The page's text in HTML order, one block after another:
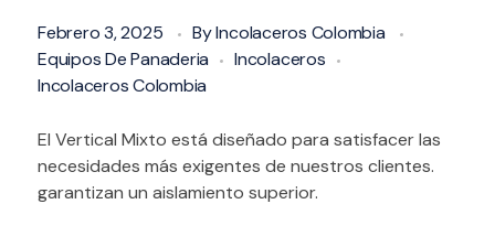
Febrero 3, 2025 ByIncolaceros Colombia
Equipos De Panaderia
Incolaceros
Incolaceros Colombia
El Vertical Mixto está diseñado para satisfacer las
necesidades más exigentes de nuestros clientes.
garantizan un aislamiento superior.